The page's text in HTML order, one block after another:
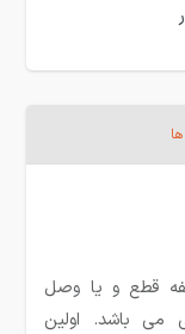
قطع و یا وصل
می باشد. اولین